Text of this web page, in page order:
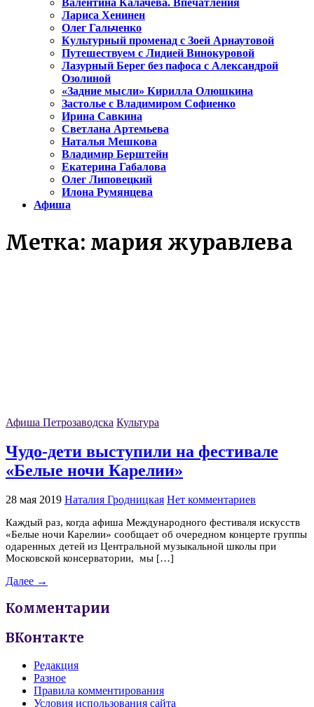
Валентина Калачёва. Впечатления
Лариса Хенинен
Олег Гальченко
Культурный променад с Зоей Арнаутовой
Путешествуем с Лидией Винокуровой
Лазурный Берег без пафоса с Александрой
Озолиной
«Задние мысли» Кирилла Олюшкина
Застолье с Владимиром Софиенко
Ирина Савкина
Светлана Артемьева
Наталья Мешкова
Владимир Берштейн
Екатерина Габалова
Олег Липовецкий
Илона Румянцева
Афиша
Метка: мария журавлева
Афиша Петрозаводска Культура
Чудо-дети выступили на фестивале
«Белые ночи Карелии»
28 мая 2019 Наталия Гродницкая Нет комментариев
Каждый раз, когда афиша Международного фестиваля искусств
«Белые ночи Карелии» сообщает об очередном концерте группы
одаренных детей из Центральной музыкальной школы при
Московской консерватории, мы […]
Далее →
Комментарии
ВКонтакте
Редакция
Разное
Правила комментирования
Условия использования сайта